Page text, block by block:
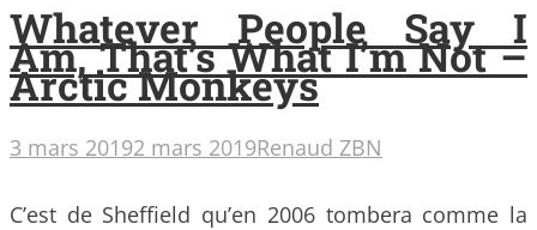
Whatever People Say I
Am, That’s What I’m Not –
Arctic Monkeys
3 mars 20192 mars 2019Renaud ZBN
C’est de Sheffield qu’en 2006 tombera comme la